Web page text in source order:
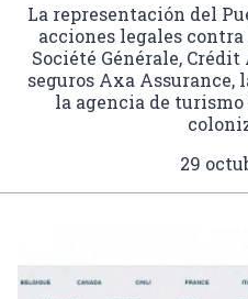
La representación del
acciones legales contra
Société Générale,
seguros Axa Assurance,
la agencia de turismo
29